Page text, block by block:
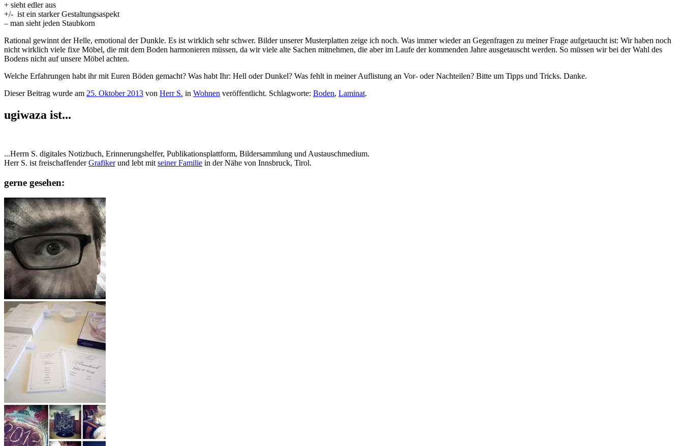
+ sieht edler aus
+/- ist ein starker Gestaltungsaspekt
– man sieht jeden Staubkorn
Rational gewinnt der Helle, emotional der Dunkle. Es ist wirklich sehr schwer. Bilder unserer Musterplatten zeige ich noch. Was immer wieder an Gegenfragen zu meiner Frage aufgetaucht ist: Wir haben noch
nicht wirklich viele fixe Möbel, die mit dem Boden harmonieren müssen, da wir viele alte Sachen mitnehmen, die aber im Laufe der kommenden Jahre ausgetauscht werden. So müssen wir bei der Wahl des
Bodens nicht auf unsere Möbel achten.
Welche Erfahrungen habt ihr mit Euren Böden gemacht? Was habt Ihr: Hell oder Dunkel? Was fehlt in meiner Auflistung an Vor- oder Nachteilen? Bitte um Tipps und Tricks. Danke.
Dieser Beitrag wurde am 25. Oktober 2013 von Herr S. in Wohnen veröffentlicht. Schlagworte: Boden, Laminat.
ugiwaza ist...
...Herrn S. digitales Notizbuch, Erinnerungshelfer, Publikationsplattform, Bildersammlung und Austauschmedium.
Herr S. ist freischaffenderGrafikerund lebt mit seiner Familie in der Nähe von Innsbruck, Tirol.
gerne gesehen: